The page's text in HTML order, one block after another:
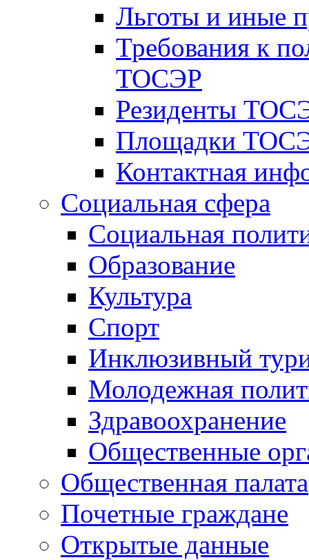
Льготы и иные
Требования к
ТОСЭР
Резиденты
Площадки
Контактная
Социальная сфера
Социальная
Образование
Культура
Спорт
Инклюзивный
Молодежная
Здравоохранение
Общественные
Общественная палата
Почетные граждане
Открытые данные